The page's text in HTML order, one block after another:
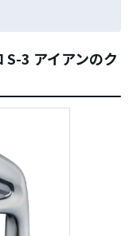
3 アイアンのク